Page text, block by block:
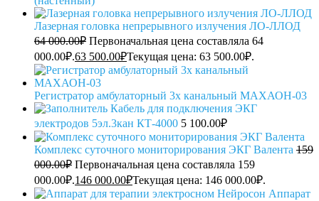
Лазерная головка непрерывного излучения ЛО-ЛЛОД
64 000.00₽ Первоначальная цена составляла 64
000.00₽.63 500.00₽Текущая цена: 63 500.00₽.
Регистратор амбулаторный 3х канальный МАХАОН-03
Кабель для подключения ЭКГ
электродов 5эл.3кан КТ-4000 5 100.00₽
Комплекс суточного мониторирования ЭКГ Валента 159
000.00₽ Первоначальная цена составляла 159
000.00₽.146 000.00₽Текущая цена: 146 000.00₽.
Аппарат